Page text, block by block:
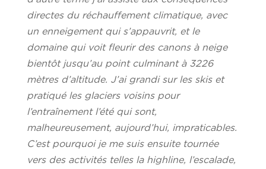
directes du réchauffement climatique, avec
un enneigement qui s’appauvrit, et le
domaine qui voit fleurir des canons à neige
bientôt jusqu’au point culminant à 3226
mètres d’altitude. J’ai grandi sur les skis et
pratiqué les glaciers voisins pour
l’entraînement l’été qui sont,
malheureusement, aujourd’hui, impraticables.
C’est pourquoi je me suis ensuite tournée
vers des activités telles la highline, l’escalade,